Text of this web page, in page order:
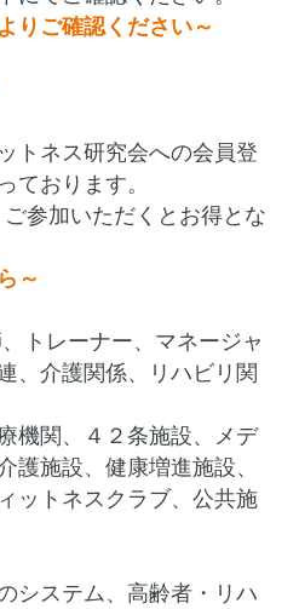
りご確認ください～
トネス研究会への会員登
ております。
参加いただくとお得とな
～
トレーナー、マネージャ
、介護関係、リハビリ関
機関、４２条施設、メデ
護施設、健康増進施設、
ットネスクラブ、公共施
システム、高齢者・リハ